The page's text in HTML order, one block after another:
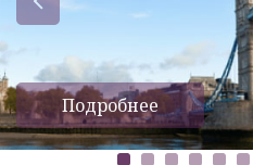
Подробнее